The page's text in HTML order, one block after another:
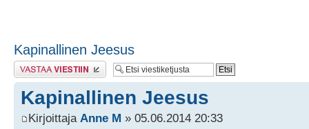
Kapinallinen Jeesus
Lähetä vastaus
Kapinallinen Jeesus
Kirjoittaja Anne M » 05.06.2014 20:33